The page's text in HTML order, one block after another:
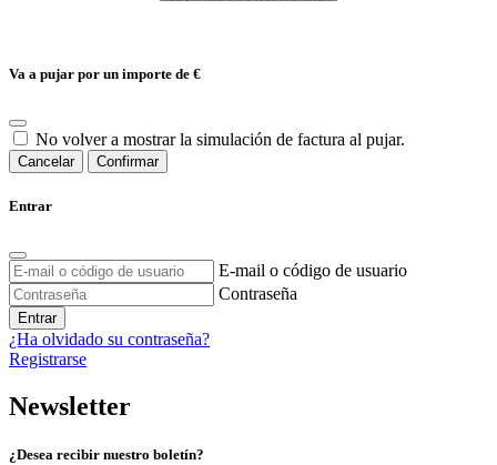
Va a pujar por un importe de €
No volver a mostrar la simulación de factura al pujar.
Cancelar Confirmar
Entrar
E-mail o código de usuario
Contraseña
Entrar
¿Ha olvidado su contraseña?
Registrarse
Newsletter
¿Desea recibir nuestro boletín?